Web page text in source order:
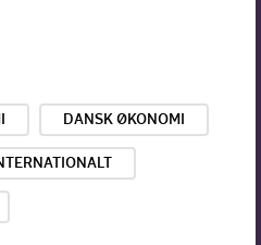
DANSK ØKONOMI